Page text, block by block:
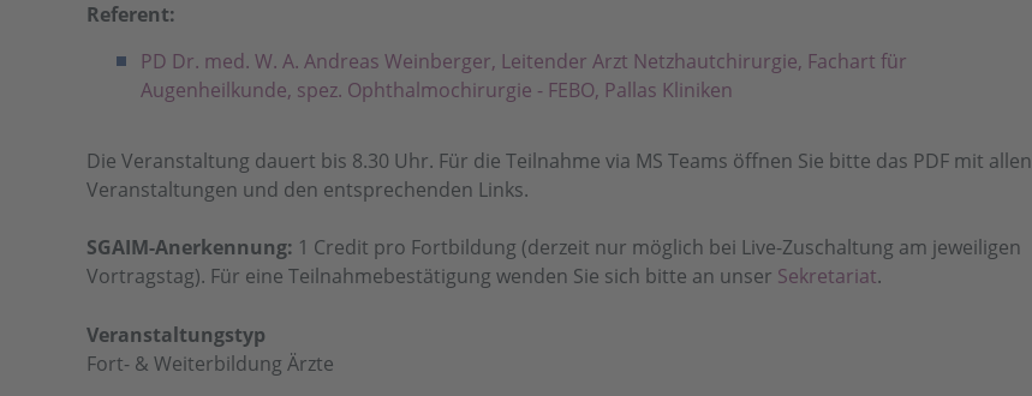
Referent:
PD Dr. med. W. A. Andreas Weinberger, Leitender Arzt Netzhautchirurgie, Fachart für
Augenheilkunde, spez. Ophthalmochirurgie - FEBO, Pallas Kliniken
Die Veranstaltung dauert bis 8.30 Uhr. Für die Teilnahme via MS Teams öffnen Sie bitte das PDF mit allen
Veranstaltungen und den entsprechenden Links.
SGAIM-Anerkennung: 1 Credit pro Fortbildung (derzeit nur möglich bei Live-Zuschaltung am jeweiligen
Vortragstag). Für eine Teilnahmebestätigung wenden Sie sich bitte an unser Sekretariat.
Veranstaltungstyp
Fort- & Weiterbildung Ärzte